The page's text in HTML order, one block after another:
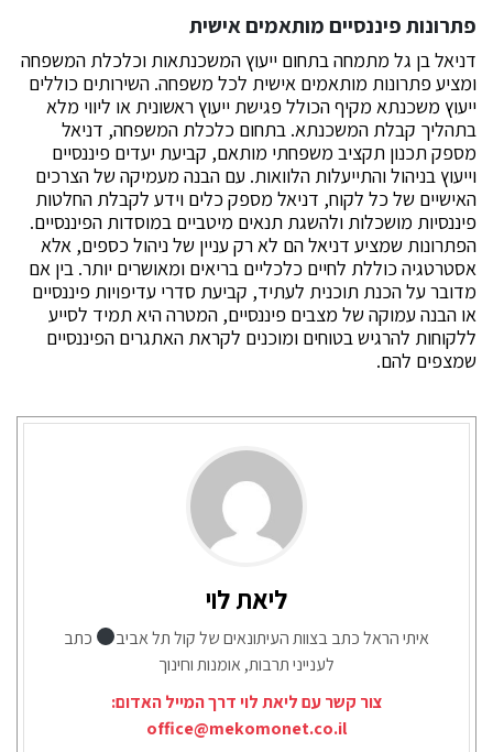
פתרונות פיננסיים מותאמים אישית
דניאל בן גל מתמחה בתחום ייעוץ המשכנתאות וכלכלת המשפחה
ומציע פתרונות מותאמים אישית לכל משפחה. השירותים כוללים
ייעוץ משכנתא מקיף הכולל פגישת ייעוץ ראשונית או ליווי מלא
בתהליך קבלת המשכנתא. בתחום כלכלת המשפחה, דניאל
מספק תכנון תקציב משפחתי מותאם, קביעת יעדים פיננסיים
וייעוץ בניהול והתייעלות הלוואות. עם הבנה מעמיקה של הצרכים
האישיים של כל לקוח, דניאל מספק כלים וידע לקבלת החלטות
פיננסיות מושכלות ולהשגת תנאים מיטביים במוסדות הפיננסיים.
הפתרונות שמציע דניאל הם לא רק עניין של ניהול כספים, אלא
אסטרטגיה כוללת לחיים כלכליים בריאים ומאושרים יותר. בין אם
מדובר על הכנת תוכנית לעתיד, קביעת סדרי עדיפויות פיננסיים
או הבנה עמוקה של מצבים פיננסיים, המטרה היא תמיד לסייע
ללקוחות להרגיש בטוחים ומוכנים לקראת האתגרים הפיננסיים
שמצפים להם.
ליאת לוי
איתי הראל כתב בצוות העיתונאים של קול תל אביב
כתב
לענייני תרבות, אומנות וחינוך
צור קשר עם ליאת לוי דרך המייל האדום:
office@mekomonet.co.il